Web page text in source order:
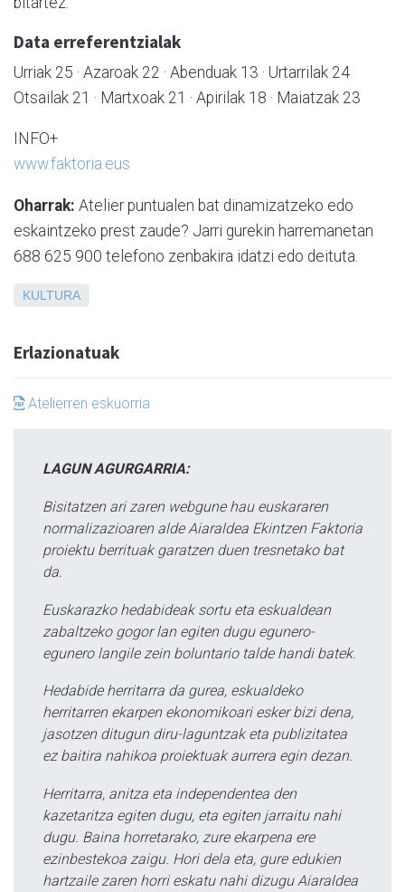
Data erreferentzialak
Urriak 25 · Azaroak 22 · Abenduak 13 · Urtarrilak 24
Otsailak 21 · Martxoak 21 · Apirilak 18 · Maiatzak 23
INFO+
www.faktoria.eus
Oharrak: Atelier puntualen bat dinamizatzeko edo
eskaintzeko prest zaude? Jarri gurekin harremanetan
688 625 900 telefono zenbakira idatzi edo deituta.
KULTURA
Erlazionatuak
Atelierren eskuorria
LAGUN AGURGARRIA:
Bisitatzen ari zaren webgune hau euskararen
normalizazioaren alde Aiaraldea Ekintzen Faktoria
proiektu berrituak garatzen duen tresnetako bat
da.
Euskarazko hedabideak sortu eta eskualdean
zabaltzeko gogor lan egiten dugu egunero-
egunero langile zein boluntario talde handi batek.
Hedabide herritarra da gurea, eskualdeko
herritarren ekarpen ekonomikoari esker bizi dena,
jasotzen ditugun diru-laguntzak eta publizitatea
ez baitira nahikoa proiektuak aurrera egin dezan.
Herritarra, anitza eta independentea den
kazetaritza egiten dugu, eta egiten jarraitu nahi
dugu. Baina horretarako, zure ekarpena ere
ezinbestekoa zaigu. Hori dela eta, gure edukien
hartzaile zaren horri eskatu nahi dizugu Aiaraldea